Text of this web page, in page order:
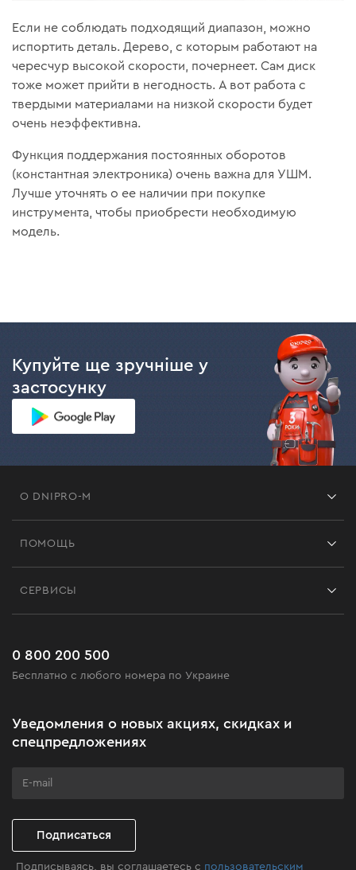
Если не соблюдать подходящий диапазон, можно
испортить деталь. Дерево, с которым работают на
чересчур высокой скорости, почернеет. Сам диск
тоже может прийти в негодность. А вот работа с
твердыми материалами на низкой скорости будет
очень неэффективна.
Функция поддержания постоянных оборотов
(константная электроника) очень важна для УШМ.
Лучше уточнять о ее наличии при покупке
инструмента, чтобы приобрести необходимую
модель.
Купуйте ще зручніше у
застосунку
О DNIPRO-M
Черная пятница
Клуб мастерства
ПОМОЩЬ
Часто задаваемые вопросы
СЕРВИСЫ
0 800 200 500
Бесплатно с любого номера по Украине
Уведомления о новых акциях, скидках и
спецпредложениях
Подписаться
Подписываясь, вы соглашаетесь с пользовательским